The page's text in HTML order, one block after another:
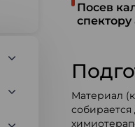
Посев
Материал